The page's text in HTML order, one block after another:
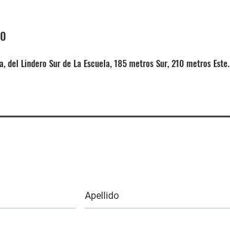
0
del Lindero Sur de La Escuela, 185 metros Sur, 210 metros Este.